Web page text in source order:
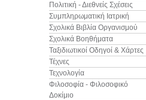
Πολιτική - Διεθνείς Σχέσεις
Συμπληρωματική Ιατρική
Σχολικά Βιβλία Οργανισμού
Σχολικά Βοηθήματα
Ταξιδιωτικοί Οδηγοί & Χάρτες
Τέχνες
Τεχνολογία
Φιλοσοφία - Φιλοσοφικό
Δοκίμιο